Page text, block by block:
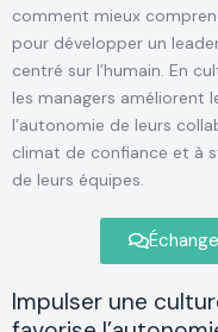
comment mieux
pour développer un
centré sur l’humain. En
les managers améliorent
l’autonomie de leurs
climat de confiance et à
de leurs équipes.
Impulser une